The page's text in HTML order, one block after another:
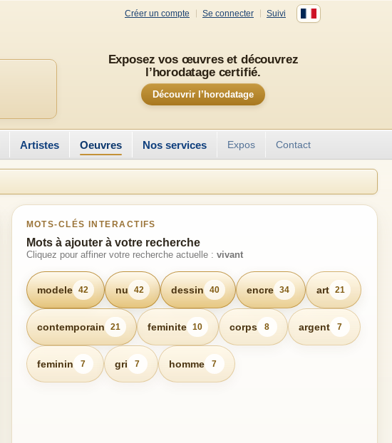
Créer un compte Se connecter Suivi
Exposez vos œuvres et découvrez
l’horodatage certifié.
Découvrir l’horodatage
Artistes Oeuvres Nos services Expos Contact
MOTS-CLÉS INTERACTIFS
Mots à ajouter à votre recherche
Cliquez pour affiner votre recherche actuelle : vivant
modele 42 nu 42 dessin 40 encre 34 art 21
contemporain 21 feminite 10 corps 8 argent 7
feminin 7 gri 7 homme 7